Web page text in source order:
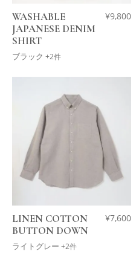
WASHABLE
JAPANESE DENIM
SHIRT
ブラック +2件
¥9,800
LINEN COTTON
BUTTON DOWN
ライトグレー +2件
¥7,600